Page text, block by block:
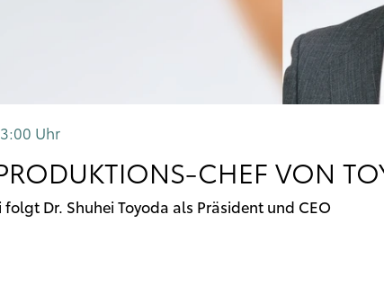
Uhr
CHEF VON
folgt Dr. Shuhei Toyoda als Präsident und CEO